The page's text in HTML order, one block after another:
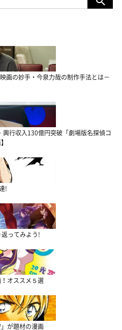
画の妙手・今泉力哉の制作手法とは－
行収入130億円突破「劇場版名探偵コ
!
返ってみよう!
オススメ５選
が題材の漫画